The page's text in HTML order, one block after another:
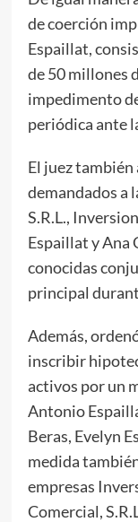
de coerción
Espaillat,
de 50 millones
impedimento
periódica ante
El juez
demandados a
S.R.L.,
Espaillat y Ana
conocidas
principal
Además,
inscribir
activos por un
Antonio
Beras, Evelyn
medida
empresas
Comercial,